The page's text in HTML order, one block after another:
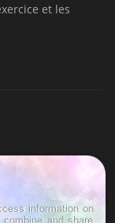
et les
information on
and share